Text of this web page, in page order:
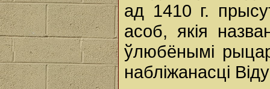
ад 1410 г.
асоб, якія
ўлюбёнымі
набліжанасці